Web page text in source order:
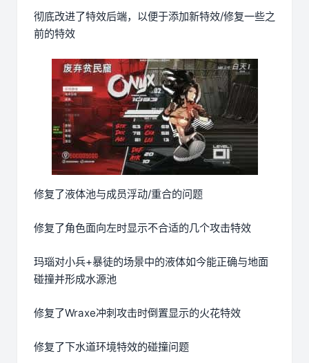
彻底改进了特效后端，以便于添加新特效/修复一些之
前的特效
修复了液体池与成员浮动/重合的问题
修复了角色面向左时显示不合适的几个攻击特效
玛瑙对小兵+暴徒的场景中的液体如今能正确与地面
碰撞并形成水源池
修复了Wraxe冲刺攻击时倒置显示的火花特效
修复了下水道环境特效的碰撞问题